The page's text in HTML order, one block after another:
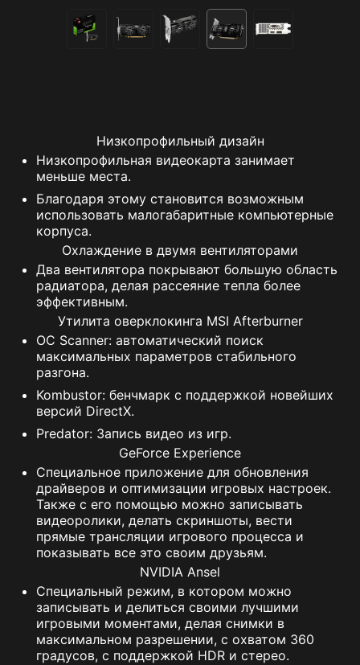
Низкопрофильный дизайн
Низкопрофильная видеокарта занимает
меньше места.
Благодаря этому становится возможным
использовать малогабаритные компьютерные
корпуса.
Охлаждение в двумя вентиляторами
Два вентилятора покрывают большую область
радиатора, делая рассеяние тепла более
эффективным.
Утилита оверклокинга MSI Afterburner
OC Scanner: автоматический поиск
максимальных параметров стабильного
разгона.
Kombustor: бенчмарк с поддержкой новейших
версий DirectX.
Predator: Запись видео из игр.
GeForce Experience
Специальное приложение для обновления
драйверов и оптимизации игровых настроек.
Также с его помощью можно записывать
видеоролики, делать скриншоты, вести
прямые трансляции игрового процесса и
показывать все это своим друзьям.
NVIDIA Ansel
Специальный режим, в котором можно
записывать и делиться своими лучшими
игровыми моментами, делая снимки в
максимальном разрешении, с охватом 360
градусов, с поддержкой HDR и стерео.